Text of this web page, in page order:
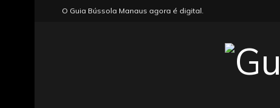
O Guia Bússola Manaus agora é digital.